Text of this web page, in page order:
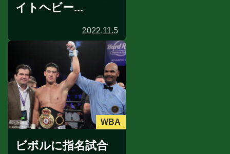
イトヘビー...
2022.11.5
WBA
ビボルに指名試合